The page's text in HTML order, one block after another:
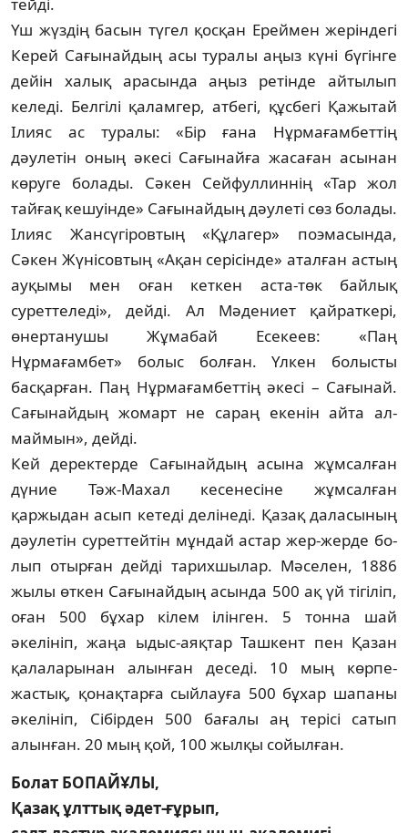
Үш жүздің басын түгел қосқан Ерей­­мен жеріндегі
Керей Сағы­найдың асы ту­р­алы аңыз күні бүгінге
дейін халық арасында аңыз ретінде айты­лып
келеді. Белгілі қаламгер, атбегі, құс­бегі Қажытай
Ілияс ас туралы: «Бір ғана Нұр­мағамбеттің
дәулетін оның әкесі Сағы­найға жасаған асынан
көруге болады. Сә­кен Сейфуллиннің «Тар жол
тайғақ ке­шуінде» Сағынайдың дәулеті сөз бо­ла­ды.
Ілияс Жансүгіровтың «Құлагер» поэ­ма­сында,
Сәкен Жүнісовтың «Ақан сері­сін­де» аталған астың
ауқымы мен оған кет­кен аста-төк байлық
суреттеледі», дей­ді. Ал Мәдениет қайраткері,
өнер­тану­шы Жұмабай Есекеев: «Паң
Нұрмағамбет» бо­лыс болған. Үлкен болысты
басқарған. Паң Нұрмағамбеттің әкесі – Сағынай.
Са­ғынайдың жомарт не сараң екенін айта ал­
маймын», дейді.
Кей деректерде Сағынайдың асына жұм­салған
дүние Тәж-Махал ке­сенесіне жұмсалған
қаржыдан асып ке­теді делінеді. Қазақ даласының
дәулетін су­рет­тейтін мұндай астар жер-жерде бо­
лып отырған дейді тарихшылар. Мәселен, 1886
жылы өткен Сағынайдың асында 500 ақ үй тігіліп,
оған 500 бұхар кілем ілін­ген. 5 тонна шай
әкелініп, жаңа ыдыс-аяқ­тар Ташкент пен Қазан
қалаларынан алын­ған деседі. 10 мың көрпе-
жастық, қо­нақтарға сыйлауға 500 бұхар шапаны
әке­лініп, Сібірден 500 бағалы аң терісі са­тып
алынған. 20 мың қой, 100 жылқы сойыл­ған.
Болат БОПАЙҰЛЫ,
Қазақ ұлттық әдет-ғұрып,